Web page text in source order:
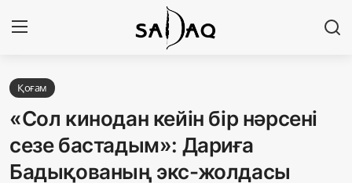
Редакциялық байланыстар
Қоғам
«Сол кинодан кейін бір нәрсені
сезе бастадым»: Дариға
Бадықованың экс-жолдасы